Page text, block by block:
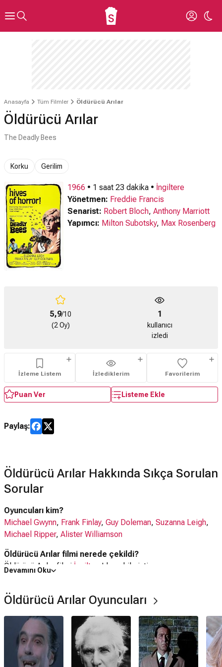
Anasayfa Tüm Filmler Öldürücü Arılar
Öldürücü Arılar
The Deadly Bees
Korku Gerilim
1966 • 1 saat 23 dakika • İngiltere
Yönetmen: Freddie Francis
Senarist: Robert Bloch, Anthony Marriott
Yapımcı: Milton Subotsky, Max Rosenberg
5,9/10
(2 Oy)
1
kullanıcı
izledi
İzleme Listem İzlediklerim Favorilerim
Puan Ver Listeme Ekle
Paylaş:
Öldürücü Arılar Hakkında Sıkça Sorulan
Sorular
Oyuncuları kim?
Michael Gwynn, Frank Finlay, Guy Doleman, Suzanna Leigh,
Michael Ripper, Alister Williamson
Öldürücü Arılar filmi nerede çekildi?
Öldürücü Arılar filmi İngiltere 'de çekilmiştir.
1 saat 23 dakika
IMDb puanı kaç?
Öldürücü Arılar filmi hangi tür?
Korku,Gerilim
Devamını Oku
Öldürücü Arılar Oyuncuları